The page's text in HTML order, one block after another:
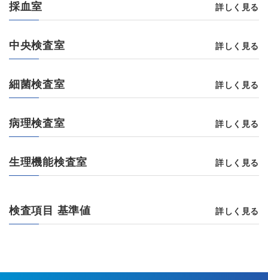
採血室 詳しく見る
中央検査室 詳しく見る
細菌検査室 詳しく見る
病理検査室 詳しく見る
生理機能検査室 詳しく見る
検査項目 基準値 詳しく見る